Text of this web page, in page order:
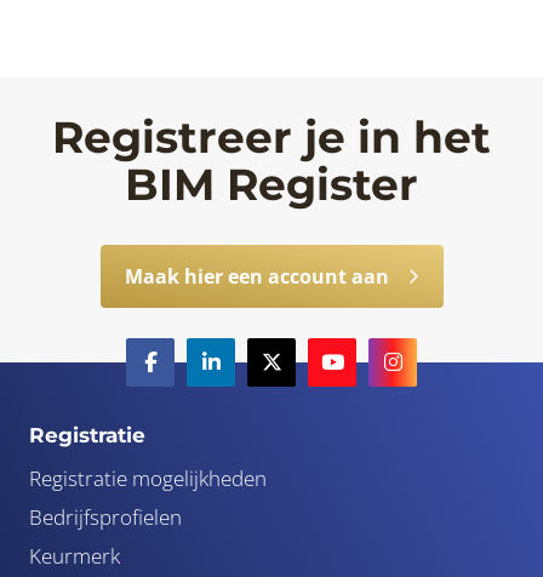
Registreer je in het
BIM Register
Maak hier een account aan
Registratie
Registratie mogelijkheden
Bedrijfsprofielen
Keurmerk